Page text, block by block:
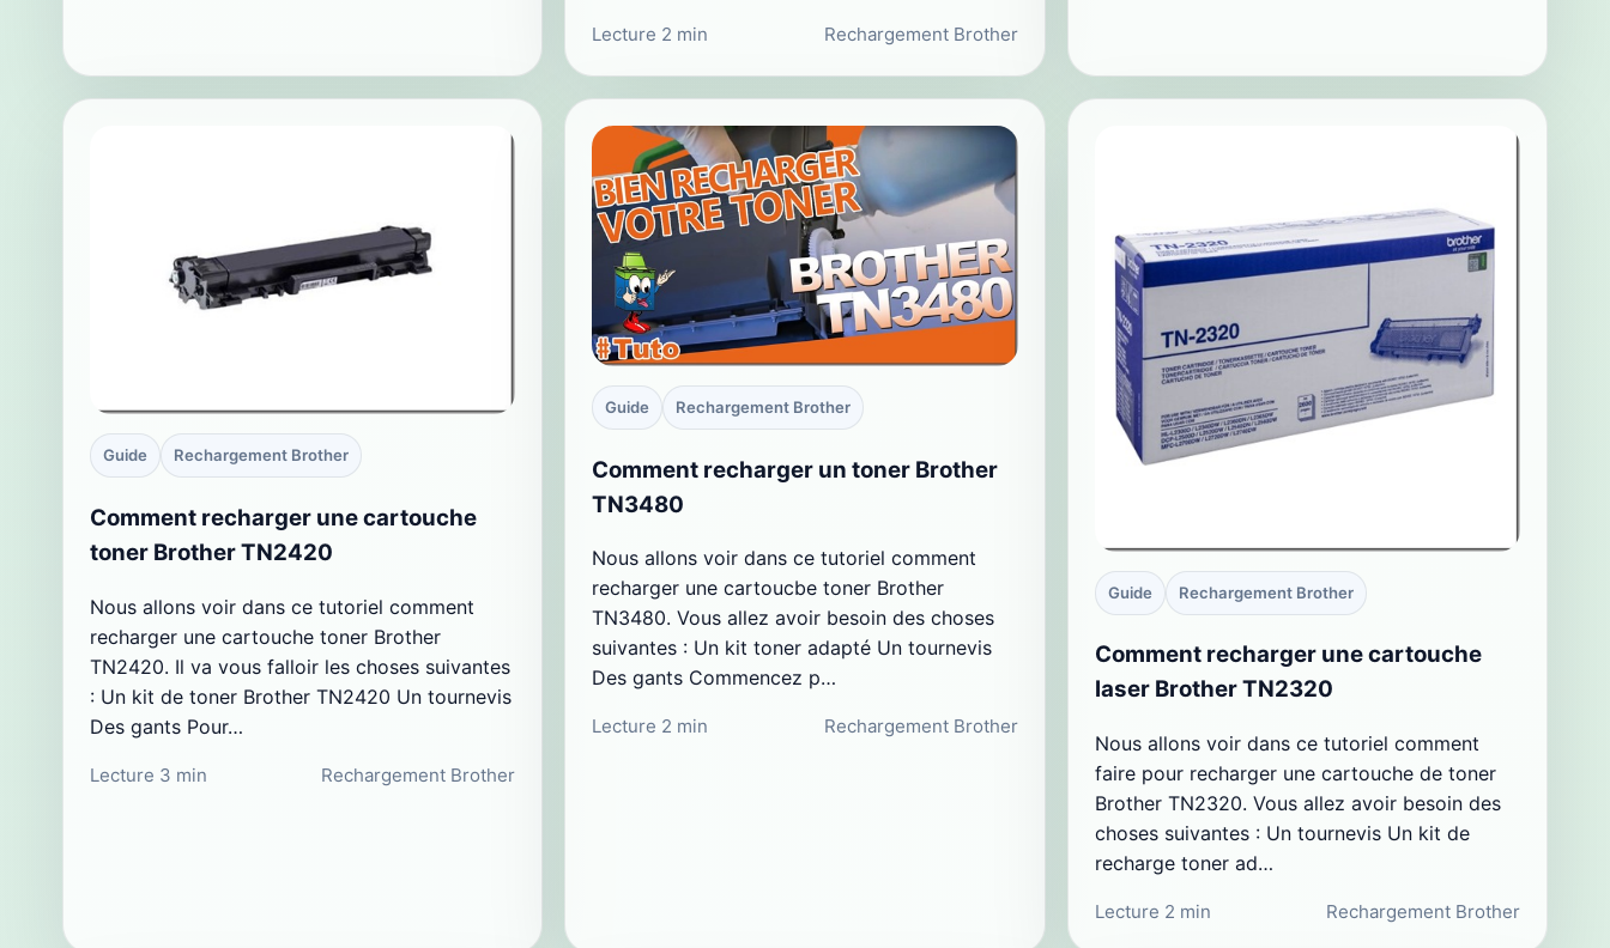
Lecture 2 min Rechargement Brother
Guide Rechargement Brother
Comment recharger une cartouche
toner Brother TN2420
Nous allons voir dans ce tutoriel comment
recharger une cartouche toner Brother
TN2420. Il va vous falloir les choses suivantes
: Un kit de toner Brother TN2420 Un tournevis
Des gants Pour…
Lecture 3 min Rechargement Brother
Guide Rechargement Brother
Comment recharger un toner Brother
TN3480
Nous allons voir dans ce tutoriel comment
recharger une cartoucbe toner Brother
TN3480. Vous allez avoir besoin des choses
suivantes : Un kit toner adapté Un tournevis
Des gants Commencez p…
Lecture 2 min Rechargement Brother
Guide Rechargement Brother
Comment recharger une cartouche
laser Brother TN2320
Nous allons voir dans ce tutoriel comment
faire pour recharger une cartouche de toner
Brother TN2320. Vous allez avoir besoin des
choses suivantes : Un tournevis Un kit de
recharge toner ad…
Lecture 2 min Rechargement Brother